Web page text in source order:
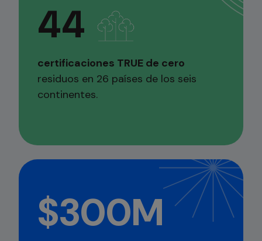
44
certificaciones TRUE de cero
residuos en 26 países de los seis
continentes.
$300M